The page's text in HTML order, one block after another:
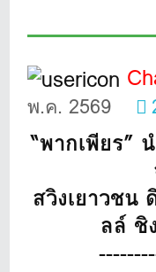
พ.ค. 2569
“พากเพียร”
สวิงเยาวชน
ลล์ ชิ